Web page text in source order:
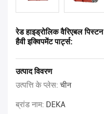
रेड हाइड्रोलिक वैरिएबल
हैवी इक्विपमेंट पार्ट्स:
उत्पाद विवरण
उत्पत्ति के प्लेस:चीन
ब्रांड नाम: DEKA